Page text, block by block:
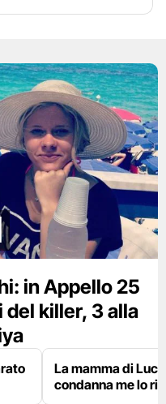
in Appello 25
del killer, 3 alla
La mamma di
condanna me lo